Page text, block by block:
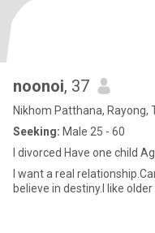
noonoi, 37
Nikhom Patthana, Rayong,
Seeking: Male 25 - 60
I divorced Have one child
I want a real
believe in destiny.I like